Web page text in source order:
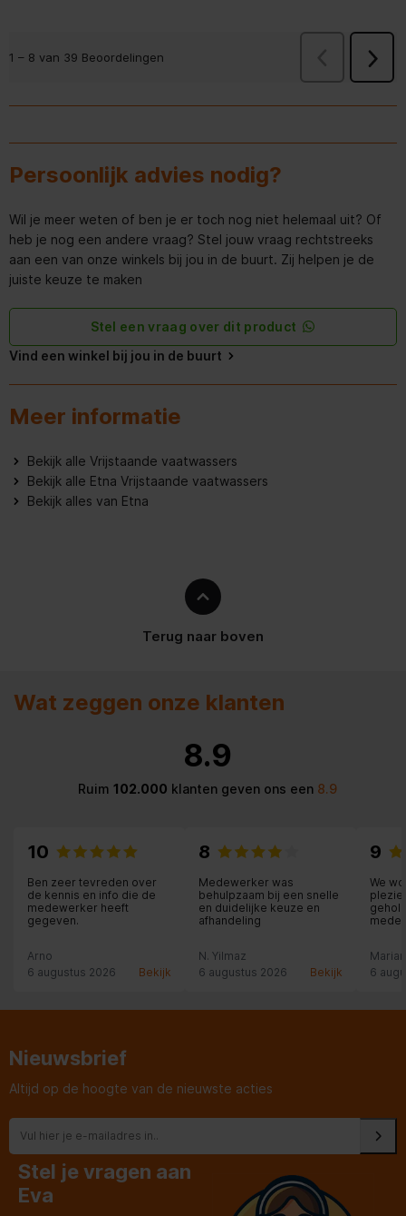
1 – 8 van 39 Beoordelingen
Persoonlijk advies nodig?
Wil je meer weten of ben je er toch nog niet helemaal uit? Of
heb je nog een andere vraag? Stel jouw vraag rechtstreeks
aan een van onze winkels bij jou in de buurt. Zij helpen je de
juiste keuze te maken
Stel een vraag over dit product
Vind een winkel bij jou in de buurt
Meer informatie
Bekijk alle Vrijstaande vaatwassers
Bekijk alle Etna Vrijstaande vaatwassers
Bekijk alles van Etna
Terug naar boven
Wat zeggen onze klanten
8.9
Ruim 102.000 klanten geven ons een8.9
10
Ben zeer tevreden over
de kennis en info die de
medewerker heeft
gegeven.
Arno
6 augustus 2026
Bekijk
8
Medewerker was
behulpzaam bij een snelle
en duidelijke keuze en
afhandeling
N. Yilmaz
6 augustus 2026
Bekijk
9
We
6
Nieuwsbrief
Altijd op de hoogte van de nieuwste acties
Stel je vragen aan
Eva